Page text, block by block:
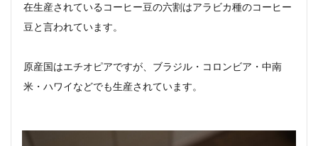
在生産されているコーヒー豆の六割はアラビカ種のコーヒー
豆と言われています。
原産国はエチオピアですが、ブラジル・コロンビア・中南
米・ハワイなどでも生産されています。